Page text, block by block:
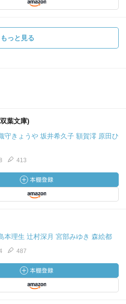
もっと見る
葉文庫)
守きょうや 坂井希久子 額賀澪 原田ひ
413
本理生 辻村深月 宮部みゆき 森絵都
487